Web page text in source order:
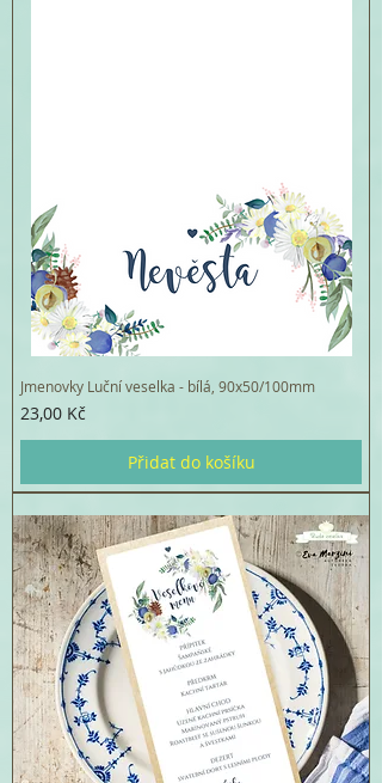
Jmenovky Luční veselka - bílá, 90x50/100mm
Cena
23,00 Kč
Přidat do košíku